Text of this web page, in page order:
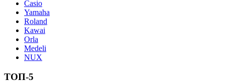
Casio
Yamaha
Roland
Kawai
Orla
Medeli
NUX
ТОП-5